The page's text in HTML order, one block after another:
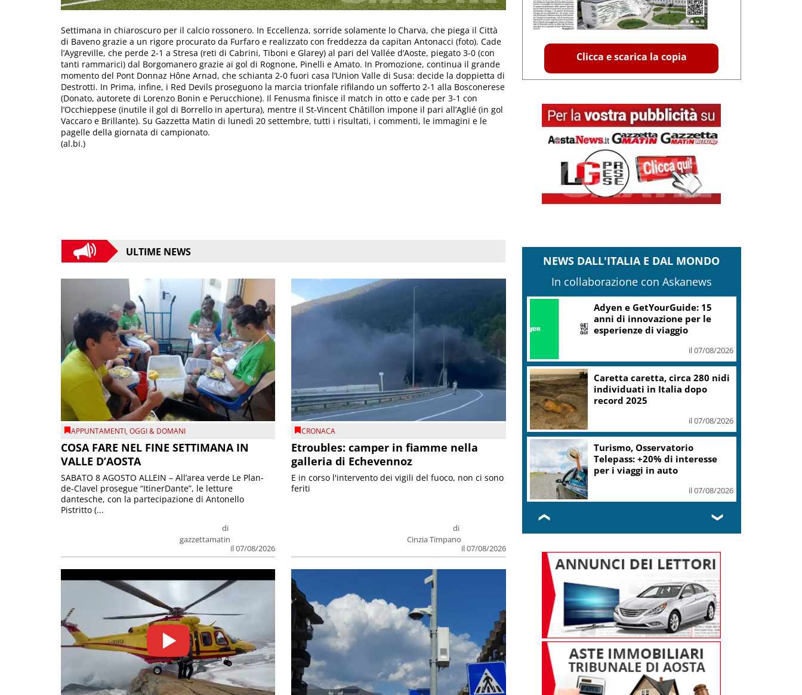
Settimana in chiaroscuro per il calcio rossonero. In Eccellenza, sorride solamente lo Charva, che piega il Città
di Baveno grazie a un rigore procurato da Furfaro e realizzato con freddezza da capitan Antonacci (foto). Cade
l’Aygreville, che perde 2-1 a Stresa (reti di Cabrini, Tiboni e Glarey) al pari del Vallée d’Aoste, piegato 3-0 (con
tanti rammarici) dal Borgomanero grazie ai gol di Rognone, Pinelli e Amato. In Promozione, continua il grande
momento del Pont Donnaz Hône Arnad, che schianta 2-0 fuori casa l’Union Valle di Susa: decide la doppietta di
Destrotti. In Prima, infine, i Red Devils proseguono la marcia trionfale rifilando un sofferto 2-1 alla Bosconerese
(Donato, autorete di Lorenzo Bonin e Perucchione). Il Fenusma finisce il match in otto e cade per 3-1 con
l’Occhieppese (inutile il gol di Borrello in apertura), mentre il St-Vincent Châtillon impone il pari all’Aglié (in gol
Vaccaro e Brillante). Su Gazzetta Matin di lunedì 20 settembre, tutti i risultati, i commenti, le immagini e le
pagelle della giornata di campionato.
(al.bi.)
ULTIME NEWS
APPUNTAMENTI,OGGI & DOMANI
COSA FARE NEL FINE SETTIMANA IN
VALLE D’AOSTA
di
gazzettamatin
il 07/08/2026
SABATO 8 AGOSTO ALLEIN – All’area verde Le Plan-
de-Clavel prosegue “ItinerDante”, le letture
dantesche, con la partecipazione di Antonello
Pistritto (...
CRONACA
Etroubles: camper in fiamme nella
galleria di Echevennoz
di
Cinzia Timpano
il 07/08/2026
E in corso l'intervento dei vigili del fuoco, non ci sono
feriti
Clicca e scarica la copia
NEWS DALL'ITALIA E DAL MONDO
In collaborazione con Askanews
Adyen e GetYourGuide: 15
anni di innovazione per le
esperienze di viaggio
il 07/08/2026
Caretta caretta, circa 280 nidi
individuati in Italia dopo
record 2025
il 07/08/2026
Turismo, Osservatorio
Telepass: +20% di interesse
per i viaggi in auto
il 07/08/2026
❮ ❯